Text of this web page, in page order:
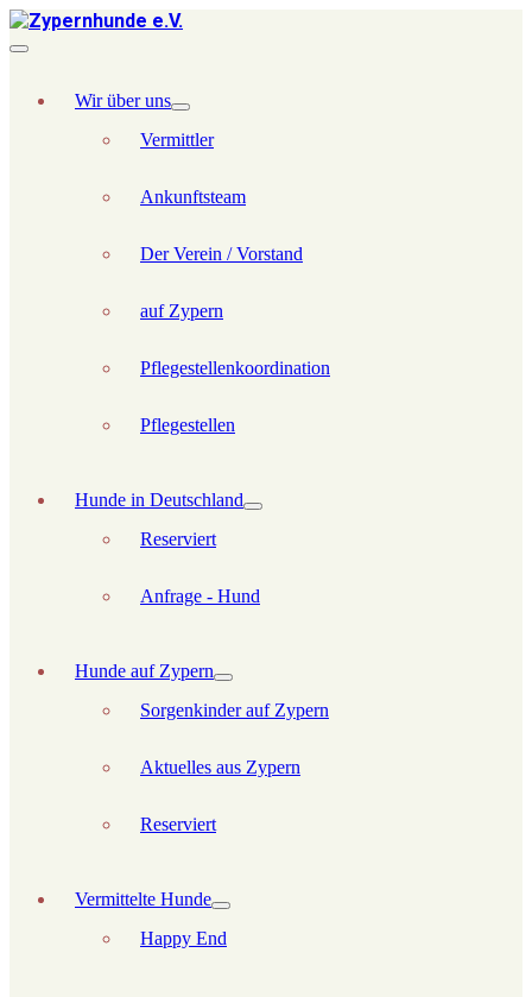
Wir über uns
Vermittler
Ankunftsteam
Der Verein / Vorstand
auf Zypern
Pflegestellenkoordination
Pflegestellen
Hunde in Deutschland
Reserviert
Anfrage - Hund
Hunde auf Zypern
Sorgenkinder auf Zypern
Aktuelles aus Zypern
Reserviert
Vermittelte Hunde
Happy End